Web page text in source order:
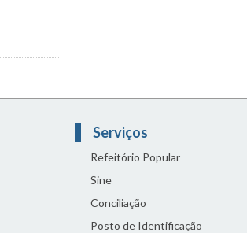
Serviços
Refeitório Popular
Sine
Conciliação
Posto de Identificação